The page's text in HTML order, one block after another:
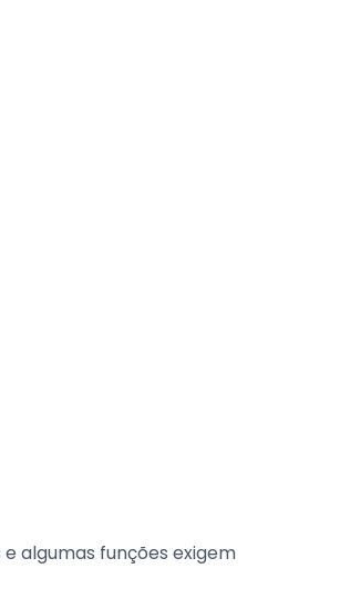
algumas funções exigem